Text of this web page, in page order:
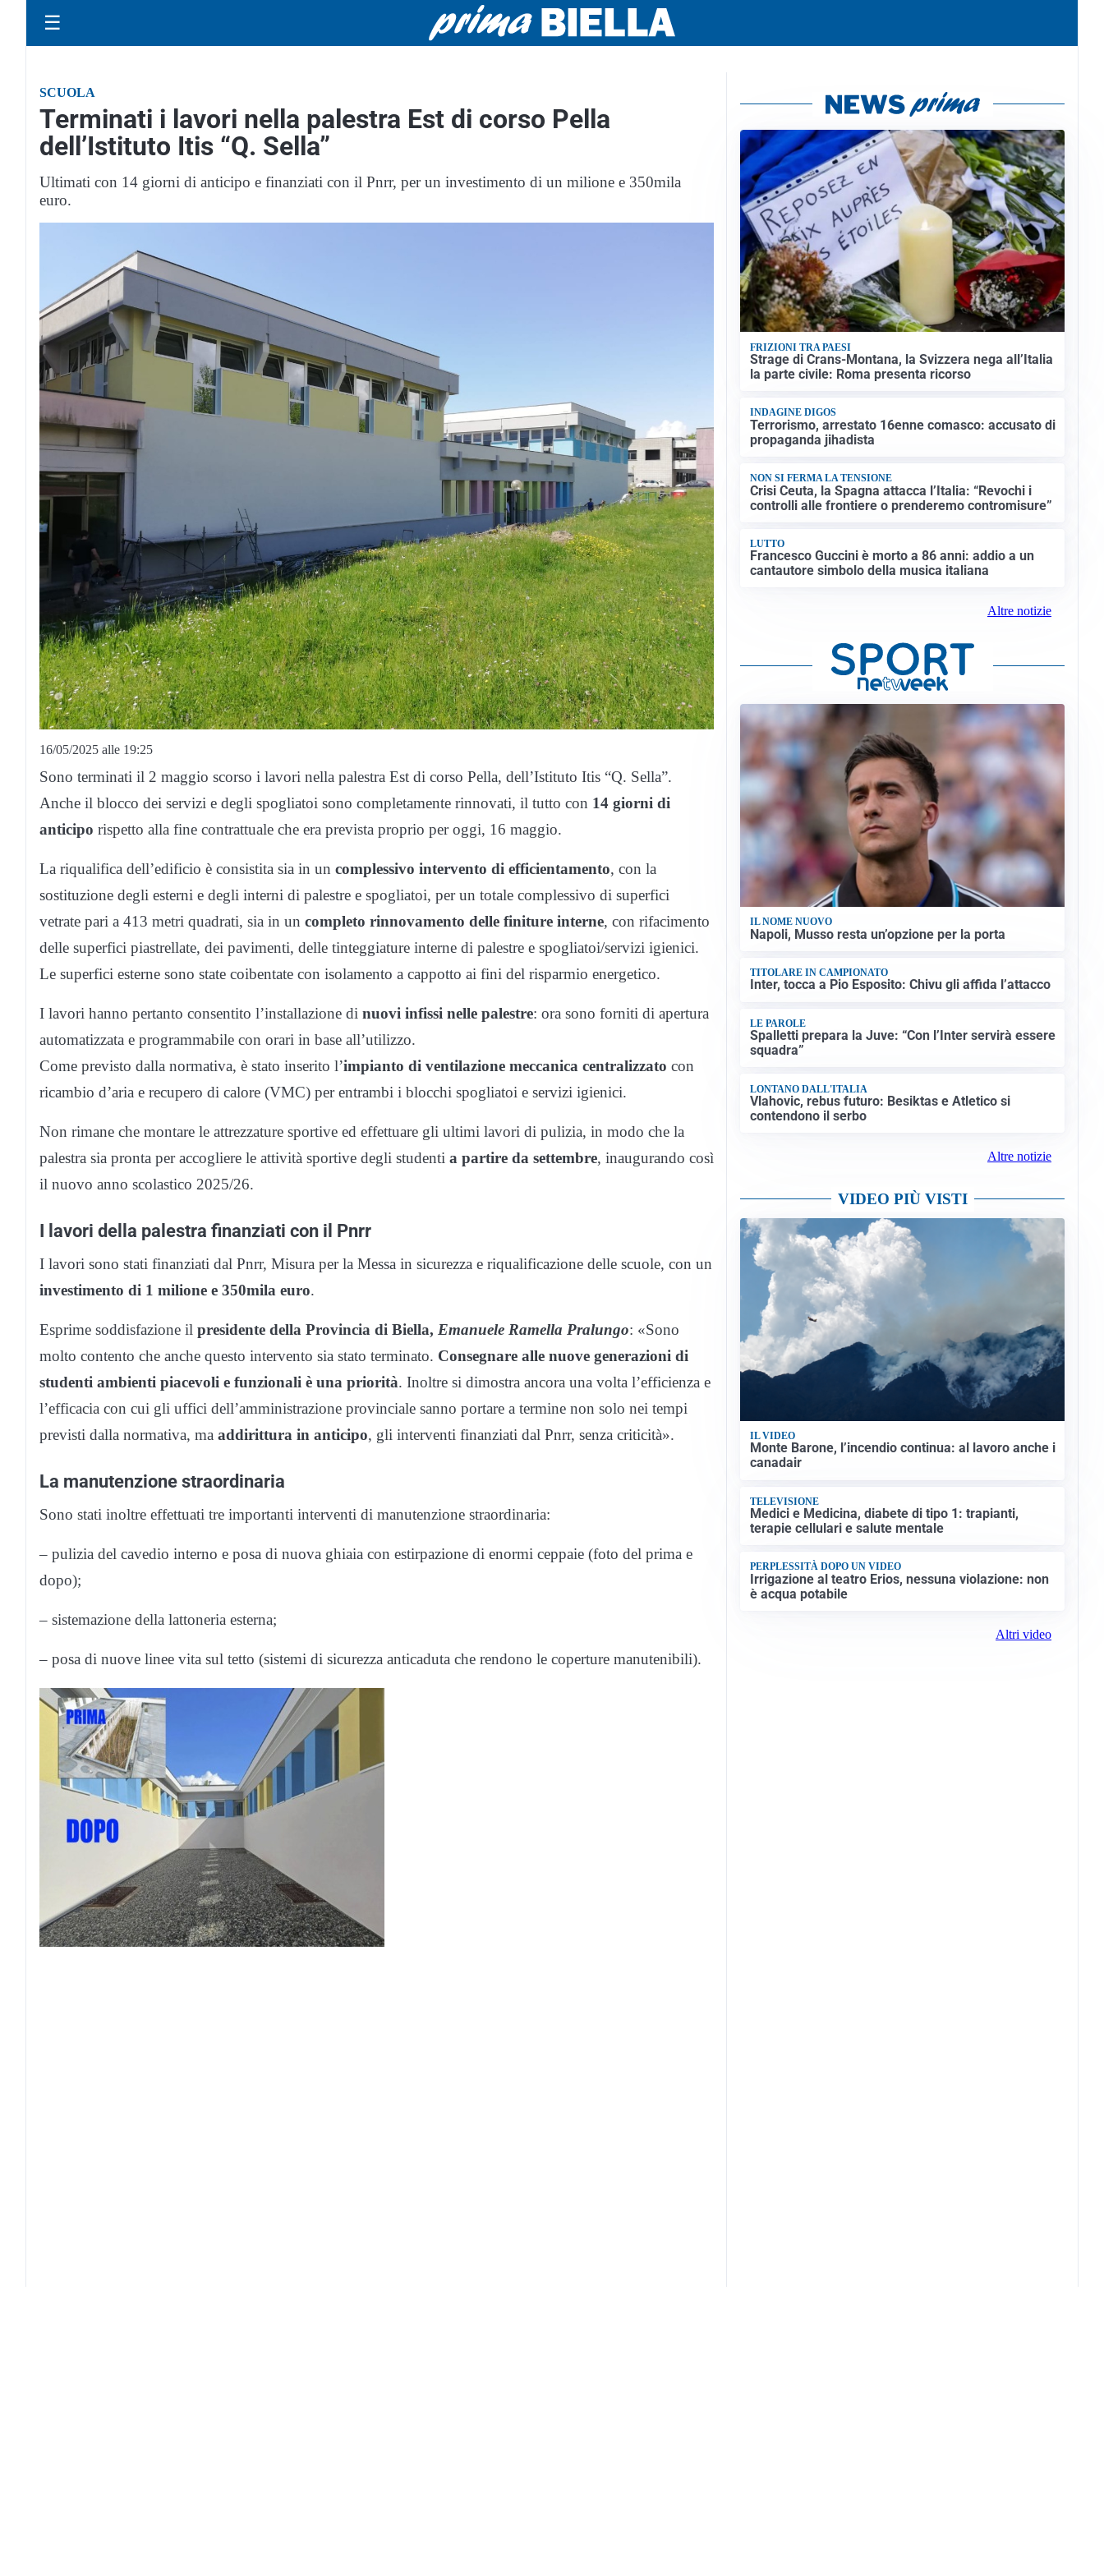
☰
SCUOLA
Terminati i lavori nella palestra Est di corso Pella
dell’Istituto Itis “Q. Sella”
Ultimati con 14 giorni di anticipo e finanziati con il Pnrr, per un investimento di un milione e 350mila
euro.
16/05/2025 alle 19:25
Sono terminati il 2 maggio scorso i lavori nella palestra Est di corso Pella, dell’Istituto Itis “Q. Sella”.
Anche il blocco dei servizi e degli spogliatoi sono completamente rinnovati, il tutto con 14 giorni di
anticipo rispetto alla fine contrattuale che era prevista proprio per oggi, 16 maggio.
La riqualifica dell’edificio è consistita sia in un complessivo intervento di efficientamento, con la
sostituzione degli esterni e degli interni di palestre e spogliatoi, per un totale complessivo di superfici
vetrate pari a 413 metri quadrati, sia in un completo rinnovamento delle finiture interne, con rifacimento
delle superfici piastrellate, dei pavimenti, delle tinteggiature interne di palestre e spogliatoi/servizi igienici.
Le superfici esterne sono state coibentate con isolamento a cappotto ai fini del risparmio energetico.
I lavori hanno pertanto consentito l’installazione di nuovi infissi nelle palestre: ora sono forniti di apertura
automatizzata e programmabile con orari in base all’utilizzo.
Come previsto dalla normativa, è stato inserito l’impianto di ventilazione meccanica centralizzato con
ricambio d’aria e recupero di calore (VMC) per entrambi i blocchi spogliatoi e servizi igienici.
Non rimane che montare le attrezzature sportive ed effettuare gli ultimi lavori di pulizia, in modo che la
palestra sia pronta per accogliere le attività sportive degli studenti a partire da settembre, inaugurando così
il nuovo anno scolastico 2025/26.
I lavori della palestra finanziati con il Pnrr
I lavori sono stati finanziati dal Pnrr, Misura per la Messa in sicurezza e riqualificazione delle scuole, con un
investimento di 1 milione e 350mila euro.
Esprime soddisfazione il presidente della Provincia di Biella, Emanuele Ramella Pralungo: «Sono
molto contento che anche questo intervento sia stato terminato. Consegnare alle nuove generazioni di
studenti ambienti piacevoli e funzionali è una priorità. Inoltre si dimostra ancora una volta l’efficienza e
l’efficacia con cui gli uffici dell’amministrazione provinciale sanno portare a termine non solo nei tempi
previsti dalla normativa, ma addirittura in anticipo, gli interventi finanziati dal Pnrr, senza criticità».
La manutenzione straordinaria
Sono stati inoltre effettuati tre importanti interventi di manutenzione straordinaria:
– pulizia del cavedio interno e posa di nuova ghiaia con estirpazione di enormi ceppaie (foto del prima e
dopo);
– sistemazione della lattoneria esterna;
– posa di nuove linee vita sul tetto (sistemi di sicurezza anticaduta che rendono le coperture manutenibili).
FRIZIONI TRA PAESI
Strage di Crans-Montana, la Svizzera nega all’Italia
la parte civile: Roma presenta ricorso
INDAGINE DIGOS
Terrorismo, arrestato 16enne comasco: accusato di
propaganda jihadista
NON SI FERMA LA TENSIONE
Crisi Ceuta, la Spagna attacca l’Italia: “Revochi i
controlli alle frontiere o prenderemo contromisure”
LUTTO
Francesco Guccini è morto a 86 anni: addio a un
cantautore simbolo della musica italiana
Altre notizie
IL NOME NUOVO
Napoli, Musso resta un’opzione per la porta
TITOLARE IN CAMPIONATO
Inter, tocca a Pio Esposito: Chivu gli affida l’attacco
LE PAROLE
Spalletti prepara la Juve: “Con l’Inter servirà essere
squadra”
LONTANO DALL'ITALIA
Vlahovic, rebus futuro: Besiktas e Atletico si
contendono il serbo
Altre notizie
VIDEO PIÙ VISTI
IL VIDEO
Monte Barone, l’incendio continua: al lavoro anche i
canadair
TELEVISIONE
Medici e Medicina, diabete di tipo 1: trapianti,
terapie cellulari e salute mentale
PERPLESSITÀ DOPO UN VIDEO
Irrigazione al teatro Erios, nessuna violazione: non
è acqua potabile
Altri video